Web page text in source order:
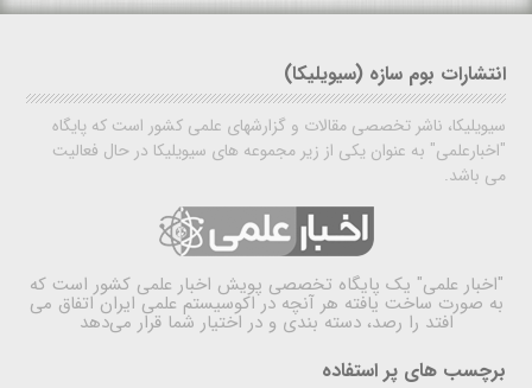
انتشارات بوم سازه (سیویلیکا)
سیویلیکا، ناشر تخصصی مقالات و گزارشهای علمی کشور است که پایگاه
"اخبارعلمی" به عنوان یکی از زیر مجموعه های سیویلیکا در حال فعالیت
می باشد.
"اخبار علمی" یک پایگاه تخصصی پویش اخبار علمی کشور است که
به صورت ساخت یافته هر آنچه در اکوسیستم علمی ایران اتفاق می
افتد را رصد، دسته بندی و در اختیار شما قرار می‌دهد
برچسب های پر استفاده